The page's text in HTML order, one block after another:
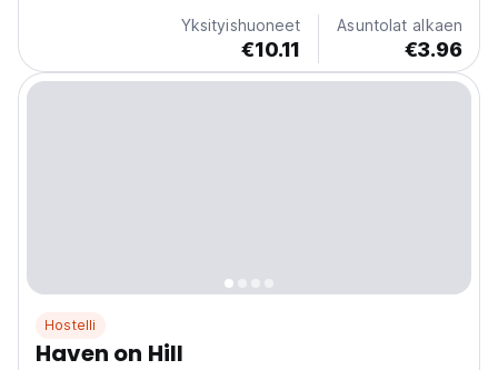
a sanctuary for seekers and wanderers alike....
Yksityishuoneet
€10.11
Asuntolat alkaen
€3.96
Hostelli
Haven on Hill